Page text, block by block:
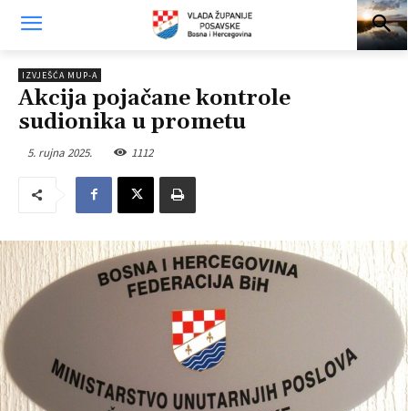
IZVJEŠĆA MUP-A
Akcija pojačane kontrole
sudionika u prometu
5. rujna 2025. 1112